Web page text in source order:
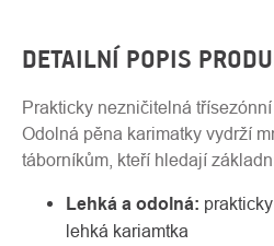
DETAILNÍ POPIS
Prakticky nezničitelná třísezónní
Odolná pěna karimatky vydrží
táborníkům, kteří hledají
Lehká a odolná:
lehká kariamtka